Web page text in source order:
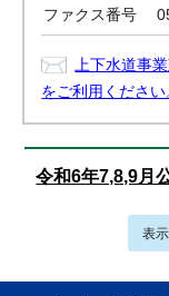
ファクス番号
上下水道事
をご利用ください
令和6年7,8,9月
表示